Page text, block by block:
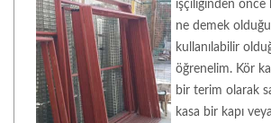
işçiliğinden önce
ne demek
kullanılabilir
öğrenelim. Kör
bir terim olarak
kasa bir kapı